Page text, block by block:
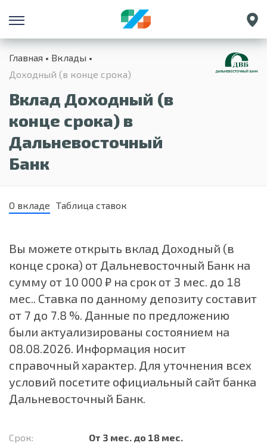
Санкт-Петербург
Екатеринбург
Нижний Новгород
Главная
Вклады
Доходный (в конце срока)
Вклад Доходный (в
конце срока) в
Дальневосточный
Банк
О вкладе Таблица ставок
Вы можете открыть вклад Доходный (в
конце срока) от Дальневосточный Банк на
сумму от 10 000 ₽ на срок от 3 мес. до 18
мес.. Ставка по данному депозиту составит
от 7 до 7.8 %. Данные по предложению
были актуализированы состоянием на
08.08.2026. Информация носит
справочный характер. Для уточнения всех
условий посетите официальный сайт банка
Дальневосточный Банк.
Срок:
От 3 мес. до 18 мес.